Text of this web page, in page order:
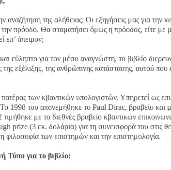
της αλήθειας; Οι εξηγήσεις μας για την
πρόοδο. Θα σταματήσει όμως η πρόοδος, είτε με
επ’ άπειρον;
εύληπτο για τον μέσο αναγνώστη, το βιβλίο
εξέλιξης, της ανθρώπινης κατάστασης, αυτού
των κβαντικών υπολογιστών. Υπηρετεί ως
1998 του απονεμήθηκε το Paul Dirac, βραβείο και
με το διεθνές βραβείο κβαντικών
prize (3 εκ. δολάρια) για τη συνεισφορά του στις
φιλοσοφία των επιστημών και την επιστημολογία.
Τύπο για το βιβλίο: